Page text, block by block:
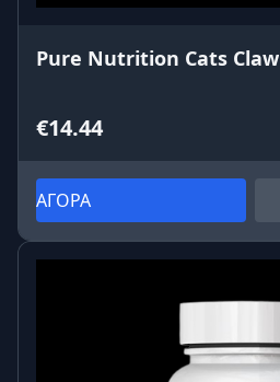
Pure Nutrition Cats Claw
€14.44
ΑΓΟΡΑ